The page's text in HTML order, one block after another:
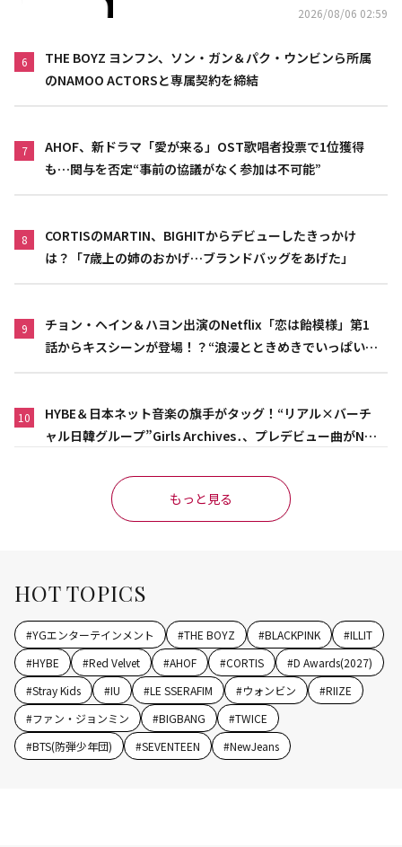
2026/08/06 02:59
6
THE BOYZ ヨンフン、ソン・ガン＆パク・ウンビンら所属
のNAMOO ACTORSと専属契約を締結
7
AHOF、新ドラマ「愛が来る」OST歌唱者投票で1位獲得
も…関与を否定“事前の協議がなく参加は不可能”
8
CORTISのMARTIN、BIGHITからデビューしたきっかけ
は？「7歳上の姉のおかげ…ブランドバッグをあげた」
9
チョン・ヘイン＆ハヨン出演のNetflix「恋は飴模様」第1
話からキスシーンが登場！？“浪漫とときめきでいっぱいの
10
HYBE＆日本ネット音楽の旗手がタッグ！“リアル×バーチ
ャル日韓グループ”Girls Archives․、プレデビュー曲がNet
もっと見る
HOT TOPICS
#YGエンターテインメント #THE BOYZ #BLACKPINK #ILLIT
#HYBE #Red Velvet #AHOF #CORTIS #D Awards(2027)
#Stray Kids #IU #LE SSERAFIM #ウォンビン #RIIZE
#ファン・ジョンミン #BIGBANG #TWICE
#BTS(防弾少年団) #SEVENTEEN #NewJeans